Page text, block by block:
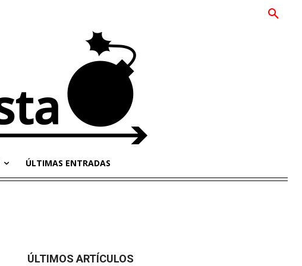
ÚLTIMAS ENTRADAS
ÚLTIMOS ARTÍCULOS